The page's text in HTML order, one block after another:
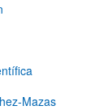
Mazas